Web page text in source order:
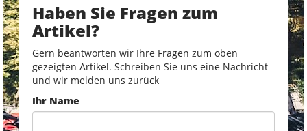
Haben Sie Fragen zum
Artikel?
Gern beantworten wir Ihre Fragen zum oben
gezeigten Artikel. Schreiben Sie uns eine Nachricht
und wir melden uns zurück
Ihr Name